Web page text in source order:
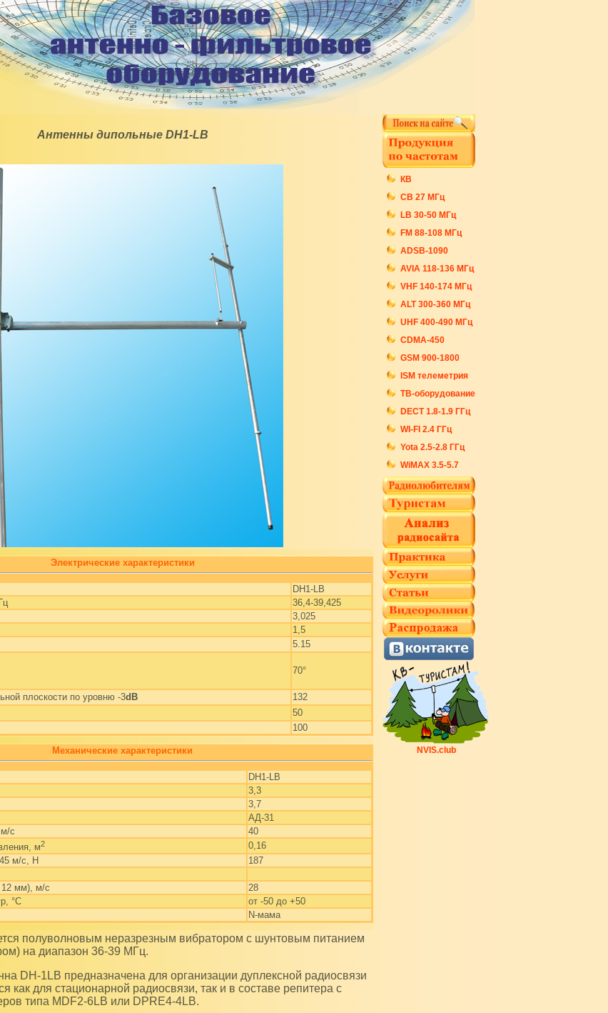
Антенны дипольные DH1-LB
Электрические характеристики
DH1-LB
36,4-39,425
3,025
1,5
5.15
70°
плоскости по уровню -3dB
132
50
100
Механические характеристики
DH1-LB
3,3
3,7
АД-31
с
40
м2
0,16
м/с, Н
187
12 мм), м/с
28
°С
от -50 до +50
N-мама
на диапазон 36-39 МГц.
как для стационарной радиосвязи, так и в составе репитера с
типа MDF2-6LB или DPRE4-4LB.
КВ
СB 27 МГц
LB 30-50 МГц
FM 88-108 МГц
ADSB-1090
AVIA 118-136 МГц
VHF 140-174 МГц
ALT 300-360 МГц
UHF 400-490 МГц
CDMA-450
GSM 900-1800
ISM телеметрия
ТВ-оборудование
DECT 1.8-1.9 ГГц
WI-FI 2.4 ГГц
Yota 2.5-2.8 ГГц
WiMAX 3.5-5.7
NVIS.club